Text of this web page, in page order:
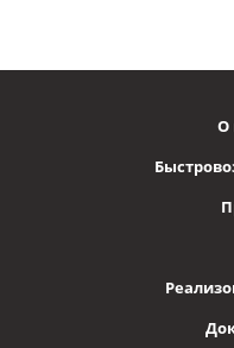
О